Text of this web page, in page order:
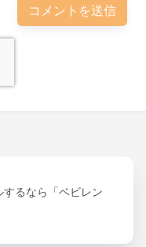
るなら「ベビレン